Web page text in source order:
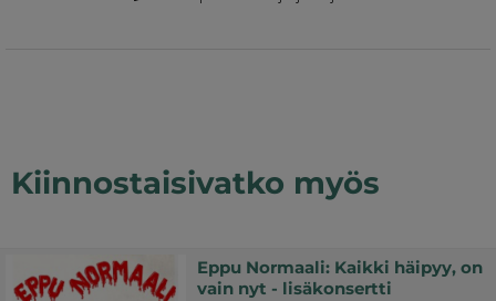
Kiinnostaisivatko myös
Eppu Normaali: Kaikki häipyy, on
vain nyt - lisäkonsertti